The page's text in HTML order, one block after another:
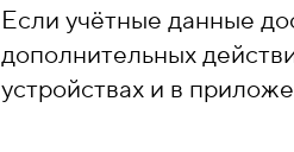
Если учётные данные
дополнительных
устройствах и в